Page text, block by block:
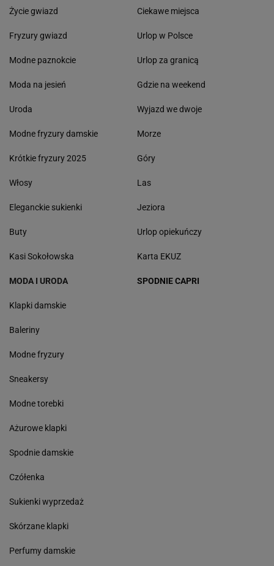
Życie gwiazd
Fryzury gwiazd
Modne paznokcie
Moda na jesień
Uroda
Modne fryzury damskie
Krótkie fryzury 2025
Włosy
Eleganckie sukienki
Buty
Kasi Sokołowska
Ciekawe miejsca
Urlop w Polsce
Urlop za granicą
Gdzie na weekend
Wyjazd we dwoje
Morze
Góry
Las
Jeziora
Urlop opiekuńczy
Karta EKUZ
MODA I URODA
Klapki damskie
Baleriny
Modne fryzury
Sneakersy
Modne torebki
Ażurowe klapki
Spodnie damskie
Czółenka
Sukienki wyprzedaż
Skórzane klapki
Perfumy damskie
SPODNIE CAPRI